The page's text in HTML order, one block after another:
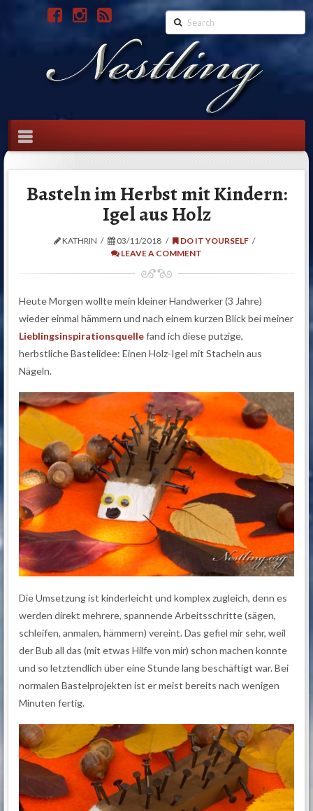
Search
Navigation
Basteln im Herbst mit Kindern:
Igel aus Holz
KATHRIN 03/11/2018
DO IT YOURSELF
LEAVE A COMMENT
Heute Morgen wollte mein kleiner Handwerker (3 Jahre)
wieder einmal hämmern und nach einem kurzen Blick bei meiner
Lieblingsinspirationsquellefand ich diese putzige,
herbstliche Bastelidee: Einen Holz-Igel mit Stacheln aus
Nägeln.
Die Umsetzung ist kinderleicht und komplex zugleich, denn es
werden direkt mehrere, spannende Arbeitsschritte (sägen,
schleifen, anmalen, hämmern) vereint. Das gefiel mir sehr, weil
der Bub all das (mit etwas Hilfe von mir) schon machen konnte
und so letztendlich über eine Stunde lang beschäftigt war. Bei
normalen Bastelprojekten ist er meist bereits nach wenigen
Minuten fertig.